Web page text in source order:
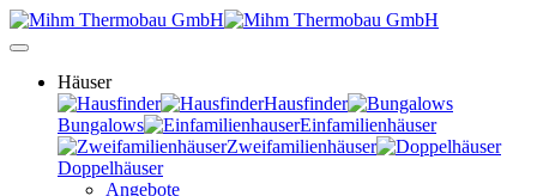
Häuser
Hausfinder
Bungalows
Einfamilienhäuser
Zweifamilienhäuser
Doppelhäuser
Angebote